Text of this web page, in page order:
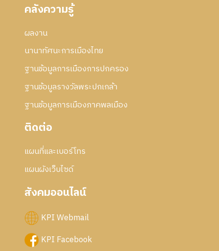
คลังความรู้
ผลงาน
นานาทัศนะการเมืองไทย
ฐานข้อมูลการเมืองการปกครอง
ฐานข้อมูลรางวัลพระปกเกล้า
ฐานข้อมูลการเมืองภาคพลเมือง
ติดต่อ
แผนที่และเบอร์โทร
แผนผังเว็บไซด์
สังคมออนไลน์
KPI Webmail
KPI Facebook